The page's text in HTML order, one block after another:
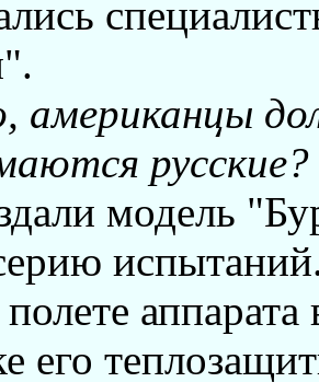
русские?
модель
его